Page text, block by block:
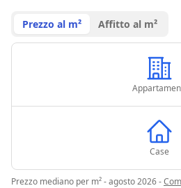
Prezzo al m² Affitto al m²
Case
Prezzo mediano per m² - agosto 2026-